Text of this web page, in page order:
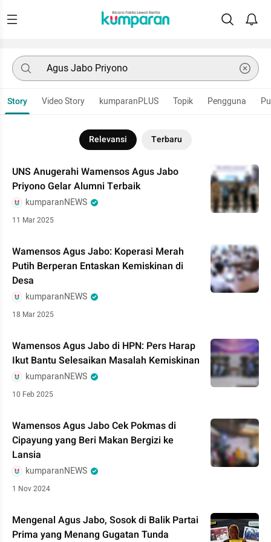
Story Video Story kumparanPLUS Topik Pengguna
Relevansi Terbaru
UNS Anugerahi Wamensos Agus Jabo
Priyono Gelar Alumni Terbaik
kumparanNEWS
11 Mar 2025
Wamensos Agus Jabo: Koperasi Merah
Putih Berperan Entaskan Kemiskinan di
Desa
kumparanNEWS
18 Mar 2025
Wamensos Agus Jabo di HPN: Pers Harap
Ikut Bantu Selesaikan Masalah Kemiskinan
kumparanNEWS
10 Feb 2025
Wamensos Agus Jabo Cek Pokmas di
Cipayung yang Beri Makan Bergizi ke
Lansia
kumparanNEWS
1 Nov 2024
Mengenal Agus Jabo, Sosok di Balik Partai
Prima yang Menang Gugatan Tunda